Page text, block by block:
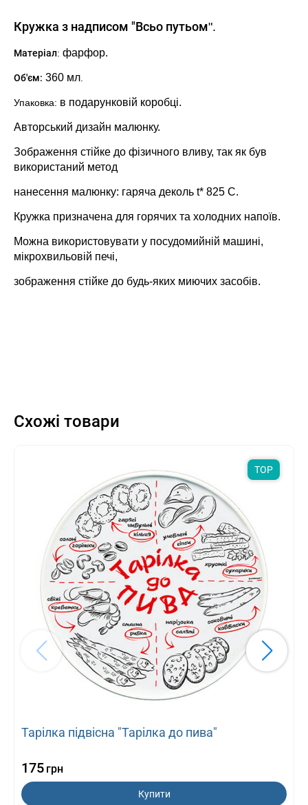
Кружка з надписом "Всьо путьом".
Матеріал: фарфор.
Об'єм: 360 мл
Упаковка: в подарунковій коробці.
Авторський дизайн малюнку.
Зображення стійке до фізичного вливу, так як був
використаний метод
нанесення малюнку: гаряча деколь t* 825 C.
Кружка призначена для горячих та холодних напоїв.
Можна використовувати у посудомийній машині,
мікрохвильовій печі,
зображення стійке до будь-яких миючих засобів.
Схожі товари
TOP
Тарілка підвісна "Тарілка до пива"
175 грн
Купити